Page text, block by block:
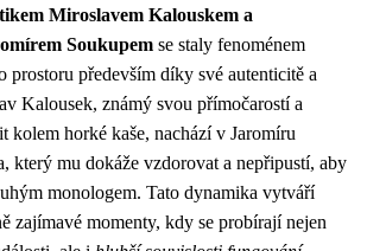
Miroslavem Kalouskem a
Soukupem se staly fenoménem
prostoru především díky své autenticitě a
Kalousek, známý svou přímočarostí a
kolem horké kaše, nachází v Jaromíru
který mu dokáže vzdorovat a nepřipustí, aby
monologem. Tato dynamika vytváří
zajímavé momenty, kdy se probírají nejen